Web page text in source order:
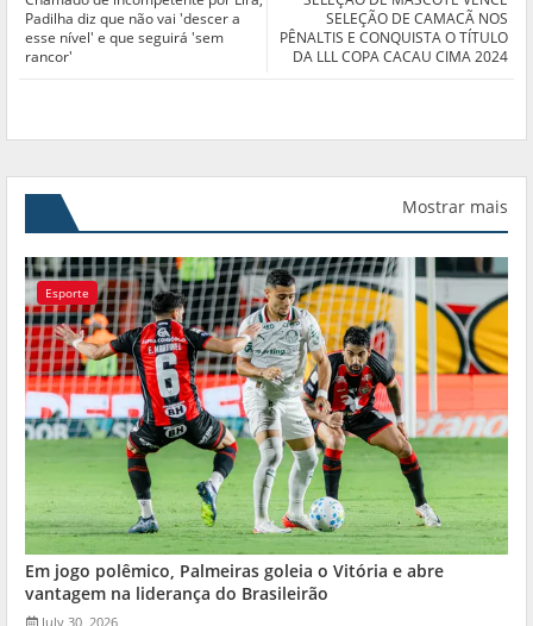
SELEÇÃO DE CAMACÃ NOS
PÊNALTIS E CONQUISTA O TÍTULO
DA LLL COPA CACAU CIMA 2024
Padilha diz que não vai 'descer a
esse nível' e que seguirá 'sem
rancor'
Mostrar mais
Esporte
Em jogo polêmico, Palmeiras goleia o Vitória e abre
vantagem na liderança do Brasileirão
July 30, 2026